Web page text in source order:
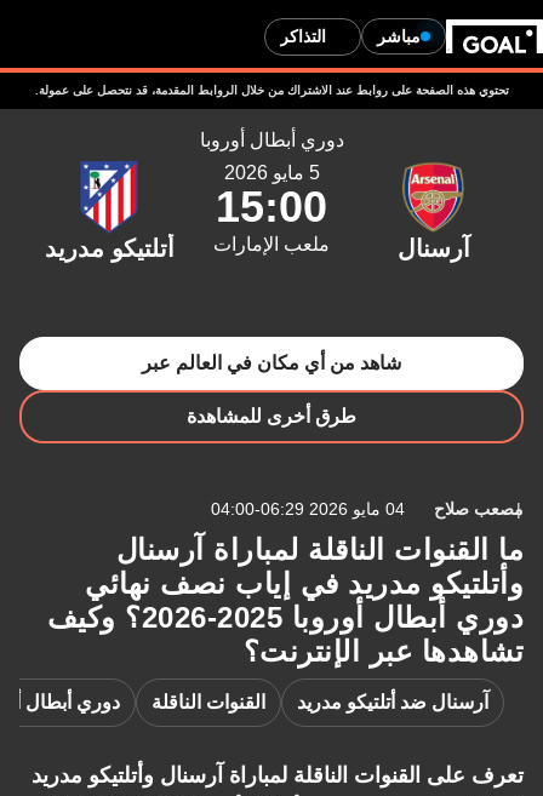
مباشر التذاكر
تحتوي هذه الصفحة على روابط عند الاشتراك من خلال الروابط المقدمة، قد نتحصل على عمولة.
دوري أبطال أوروبا
5 مايو 2026
15:00
ملعب الإمارات
شاهد من أي مكان في العالم عبر
طرق أخرى للمشاهدة
مصعب صلاح 04 مايو 2026 06:29-04:00
ما القنوات الناقلة لمباراة آرسنال
وأتلتيكو مدريد في إياب نصف نهائي
دوري أبطال أوروبا 2025-2026؟ وكيف
تشاهدها عبر الإنترنت؟
آرسنال ضد أتلتيكو مدريد القنوات الناقلة دوري أبطال
تعرف على القنوات الناقلة لمباراة آرسنال وأتلتيكو مدريد